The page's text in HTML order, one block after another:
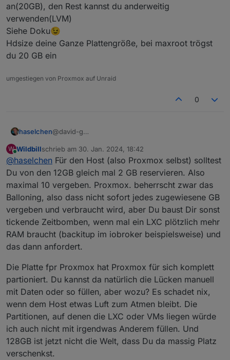
Spielereien :)
an(20GB), den Rest kannst du anderweitig
verwenden(LVM)
Siehe Doku😉
Hdsize deine Ganze Plattengröße, bei maxroot trögst
du 20 GB ein
umgestiegen von Proxmox auf Unraid
0
haselchen@david-g
Noch ne Frage hinterher. Wenn ich LXC anlege,
möchte vermutlich jeder Container RAM haben.
Muss mal bissl unbedarft fragen, der PC hat 12GB
RAM , ich kann also nur begrenzt Container
erstellen?
Quasi PiHole 2GB, Nextcloud 2GB und bei
insgesamt 12 ist Schluss?
Die Festplatte (128GB) wo ich anscheinend Proxmox
drauf installiere, ist die noch für was gut oder sind
die GB verschenkt?
Bin noch so im Windows Modus.
Es ist ja noch eine 2. Platte drin (500GB, NVME)
Möchte gerne so wenig wie möglich
"verschwenden".
Heisst, das Nötigste für die Proxmox Software und
alles andere für Container.
Idee war tatsächlich nen USB Stick zum Booten und
Spielereien :)
W
Online
Wildbillschrieb am 30. Jan. 2024, 18:42
zuletzt editiert von
@haselchen Für den Host (also Proxmox selbst) solltest
Du von den 12GB gleich mal 2 GB reservieren. Also
maximal 10 vergeben. Proxmox. beherrscht zwar das
Balloning, also dass nicht sofort jedes zugewiesene GB
vergeben und verbraucht wird, aber Du baust Dir sonst
tickende Zeitbomben, wenn mal ein LXC plötzlich mehr
RAM braucht (backitup im iobroker beispielsweise) und
das dann anfordert.
Die Platte fpr Proxmox hat Proxmox für sich komplett
partioniert. Du kannst da natürlich die Lücken manuell
mit Daten oder so füllen, aber wozu? Es schadet nix,
wenn dem Host etwas Luft zum Atmen bleibt. Die
Partitionen, auf denen die LXC oder VMs liegen würde
ich auch nicht mit irgendwas Anderem füllen. Und
128GB ist jetzt nicht die Welt, dass Du da massig Platz
verschenkst.